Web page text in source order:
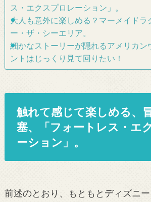
ス・エクスプロレーション」。
大人も意外に楽しめる？マーメイドラ
ー・ザ・シーエリア。
細かなストーリーが隠れるアメリカン
ントはじっくり見て回りたい！
触れて感じて楽しめる、
塞、「フォートレス・エ
ーション」。
前述のとおり、もともとディズニ